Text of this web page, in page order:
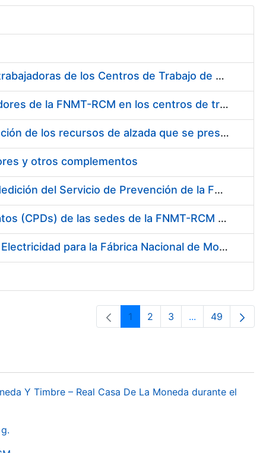
Suministro de Protectores Auditivos a medida para las personas trabajadoras de los Centros de Trabajo de Madrid y Burgos
Suministro de gafas graduadas antiproyecciones para los trabajadores de la FNMT-RCM en los centros de trabajo de Madrid y Burgos
Servicios de una empresa externa para el asesoramiento y resolución de los recursos de alzada que se presentan relacionados con procesos de selección para la FNMT-RCM
y otros complementos
Servicio de Calibración y Verificación Externa de los Equipos de Medición del Servicio de Prevención de la FNMT-RCM
Conexión mediante Fibra Óptica de los Centros de Proceso de Datos (CPDs) de las sedes de la FNMT-RCM de Burgos y Madrid
Contratación de acuerdo marco para el Suministro de Material de Electricidad para la Fábrica Nacional de Moneda y Timbre-Real Casa de la Moneda en su centro de trabajo de Burgos
Orrialdea
1 Orrialdea
2 Orrialdea
3 ...Intermediate
Orrialdea
49
Y Timbre – Real Casa De La Moneda durante el